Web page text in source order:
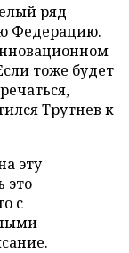
ряд
Федерацию.
тоже будет
Трутнев к
эту
это
с